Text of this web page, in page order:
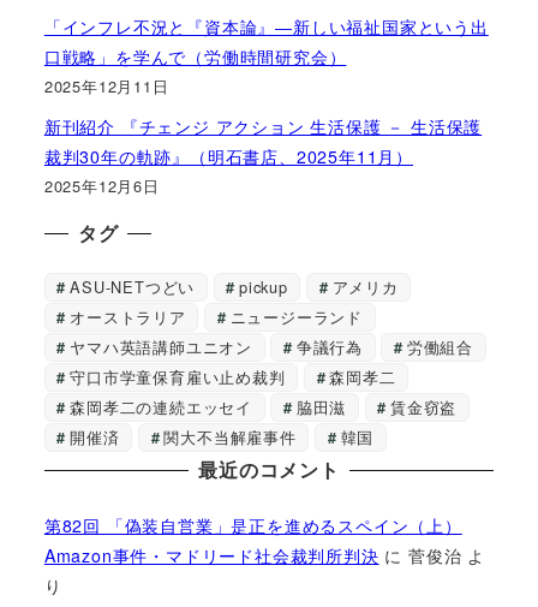
「インフレ不況と『資本論』―新しい福祉国家という出
口戦略」を学んで（労働時間研究会）
2025年12月11日
新刊紹介 『チェンジ アクション 生活保護 － 生活保護
裁判30年の軌跡』（明石書店、2025年11月）
2025年12月6日
タグ
ASU-NETつどい pickup
アメリカ
オーストラリア
ニュージーランド
ヤマハ英語講師ユニオン
争議行為
労働組合
守口市学童保育雇い止め裁判
森岡孝二
森岡孝二の連続エッセイ
脇田滋
賃金窃盗
開催済
関大不当解雇事件 韓国
最近のコメント
第82回 「偽装自営業」是正を進めるスペイン（上）
Amazon事件・マドリード社会裁判所判決 に菅俊治 よ
り